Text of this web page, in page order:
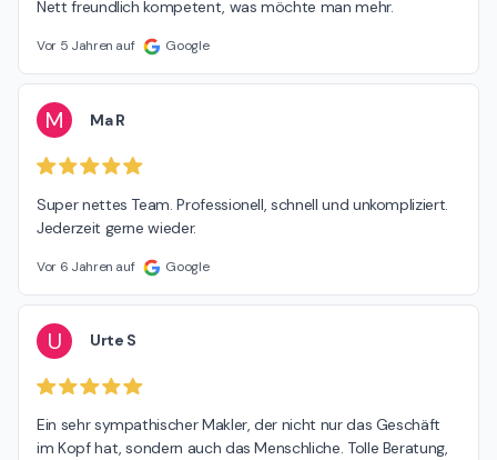
Nett freundlich kompetent, was möchte man mehr.
Vor 5 Jahren auf Google
M Ma R
Super nettes Team. Professionell, schnell und unkompliziert.
Jederzeit gerne wieder.
Vor 6 Jahren auf Google
U Urte S
Ein sehr sympathischer Makler, der nicht nur das Geschäft
im Kopf hat, sondern auch das Menschliche. Tolle Beratung,